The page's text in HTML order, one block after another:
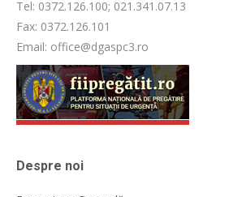
Tel: 0372.126.100; 021.341.07.13
Fax: 0372.126.101
Email: office@dgaspc3.ro
Despre noi